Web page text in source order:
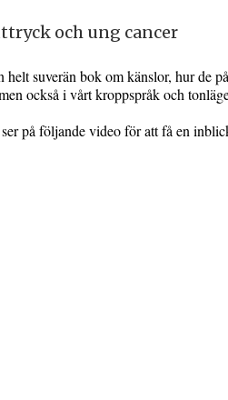
och ung cancer
helt suverän bok om känslor, hur de
också i vårt kroppspråk och
på följande video för att få en